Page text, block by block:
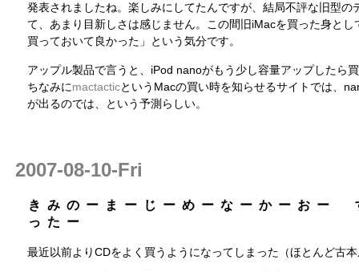
発表されましたね。楽しみにしてたんですが、結局不評な旧型の
て、あまり目新しさは感じません。この間旧iMacを買った身とし
買っておいて良かった」という気分です。
アップル製品で言うと、iPod nanoがもう少し容量アップしたら
ちなみにmactacticというMacの買い時を知らせるサイトでは、
が出るのでは、という予測らしい。
2007-08-10-Fri
きみのーまーじーめーなーかーおー
ったー
最近以前よりCDをよく買うようになってしまった（ほとんど古